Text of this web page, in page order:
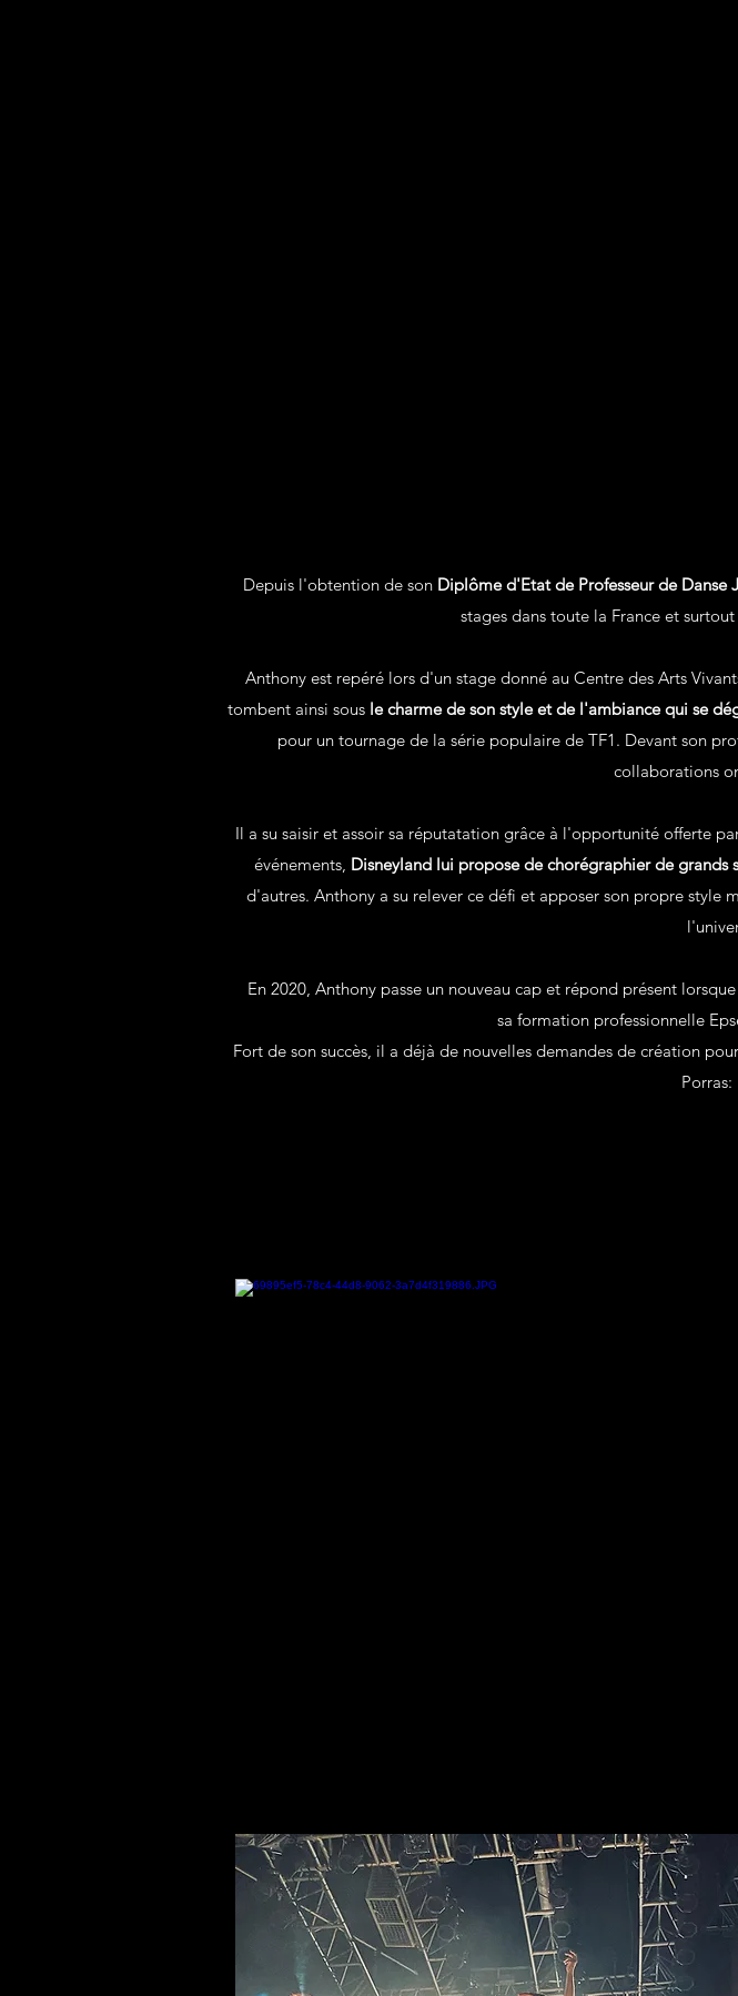
Depuis l'obtention de son Diplôme d'Etat de Professeur de Danse
stages dans toute la France et
Anthony est repéré lors d'un stage donné au Centre des Arts
tombent ainsi sous le charme de son style et de l'ambiance qui se
pour un tournage de la série populaire de TF1. Devant son
collaborations
Il a su saisir et assoir sa réputatation grâce à l'opportunité offerte
événements, Disneyland lui propose de chorégraphier de grands
d'autres. Anthony a su relever ce défi et apposer son propre
En 2020, Anthony passe un nouveau cap et répond présent
sa formation professionnelle
Fort de son succès, il a déjà de nouvelles demandes de création